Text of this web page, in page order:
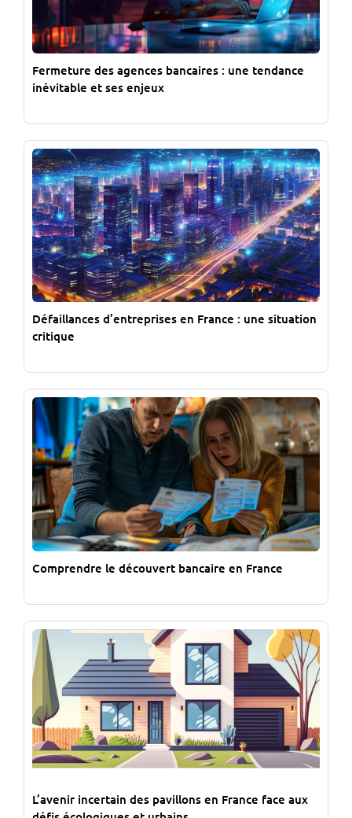
Fermeture des agences bancaires : une tendance
inévitable et ses enjeux
Défaillances d’entreprises en France : une situation
critique
Comprendre le découvert bancaire en France
L’avenir incertain des pavillons en France face aux